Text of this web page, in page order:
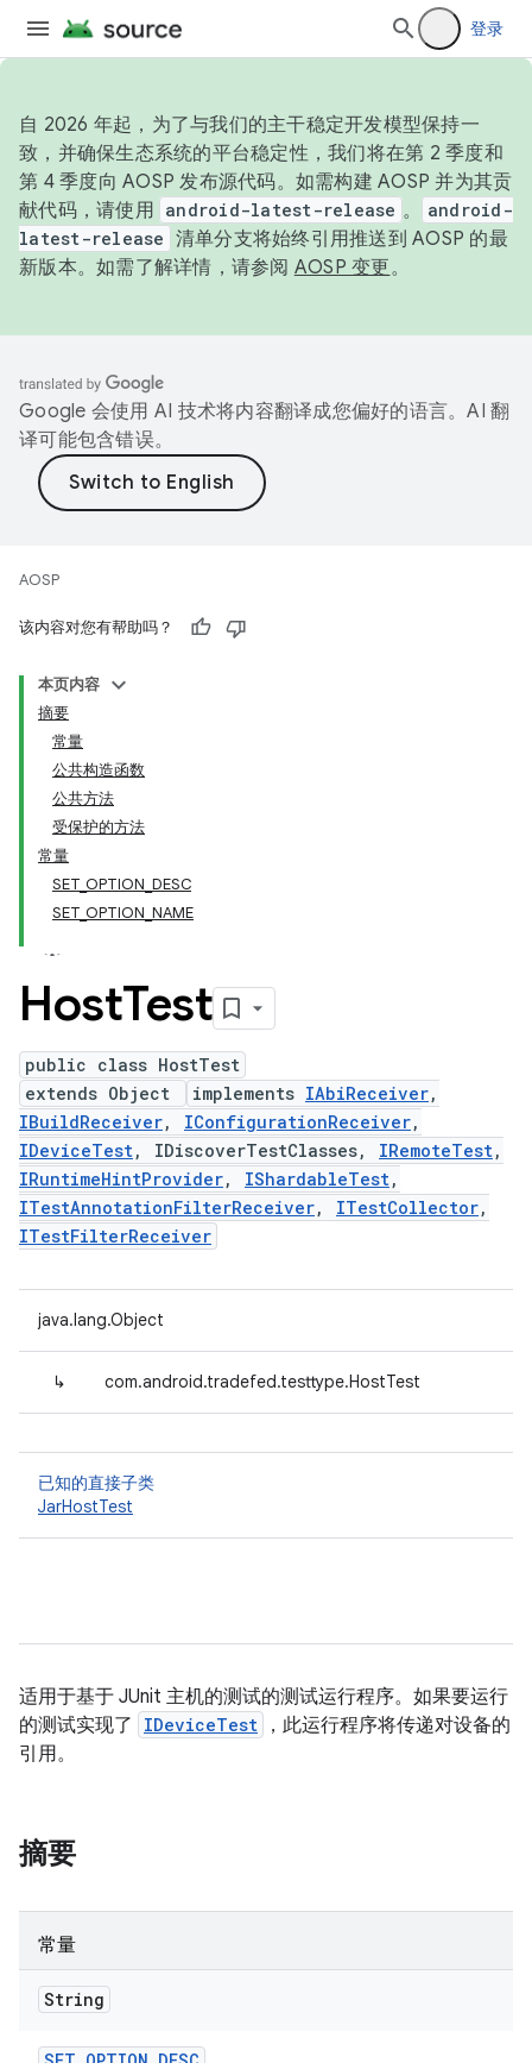
登录
自 2026 年起，为了与我们的主干稳定开发模型保持一
致，并确保生态系统的平台稳定性，我们将在第 2 季度和
第 4 季度向 AOSP 发布源代码。如需构建 AOSP 并为其贡
献代码，请使用 android-latest-release 。
android-
latest-release 清单分支将始终引用推送到 AOSP 的最
新版本。如需了解详情，请参阅 AOSP 变更。
Google 会使用 AI 技术将内容翻译成您偏好的语言。AI 翻
译可能包含错误。
AOSP
该内容对您有帮助吗？
本页内容
摘要
常量
公共构造函数
公共方法
受保护的方法
常量
SET_OPTION_DESC
SET_OPTION_NAME
HostTest
public class HostTest
extends Object
implements IAbiReceiver,
IBuildReceiver, IConfigurationReceiver,
IDeviceTest, IDiscoverTestClasses, IRemoteTest,
IRuntimeHintProvider, IShardableTest,
ITestAnnotationFilterReceiver, ITestCollector,
ITestFilterReceiver
java.lang.Object
↳ com.android.tradefed.testtype.HostTest
已知的直接子类
JarHostTest
适用于基于 JUnit 主机的测试的测试运行程序。如果要运行
的测试实现了
IDeviceTest
，此运行程序将传递对设备的
引用。
摘要
常量
String